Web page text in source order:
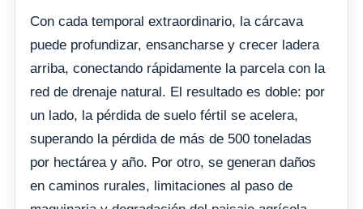
Con cada temporal extraordinario, la cárcava
puede profundizar, ensancharse y crecer ladera
arriba, conectando rápidamente la parcela con la
red de drenaje natural. El resultado es doble: por
un lado, la pérdida de suelo fértil se acelera,
superando la pérdida de más de 500 toneladas
por hectárea y año. Por otro, se generan daños
en caminos rurales, limitaciones al paso de